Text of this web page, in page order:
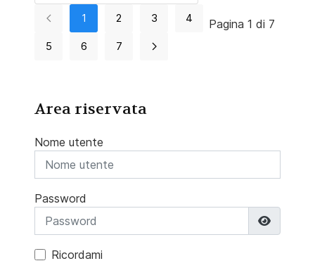
Pagina 1 di 7
1 2 3 4
5 6 7
Area riservata
Nome utente
Password
Ricordami